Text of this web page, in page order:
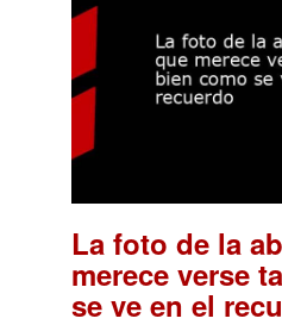
La foto de la
merece verse
se ve en el